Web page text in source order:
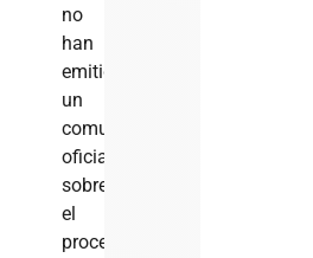
no
han
emitido
un
comunicado
oficial
sobre
el
procedimiento,